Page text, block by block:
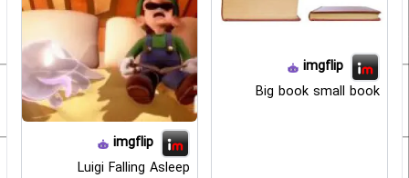
imgflip
Big book small book
imgflip
Luigi Falling Asleep